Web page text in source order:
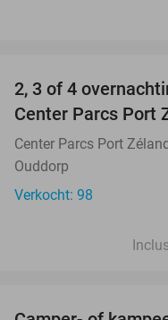
2, 3 of 4
Center Parcs Port
Center Parcs Port
Ouddorp
Verkocht: 98